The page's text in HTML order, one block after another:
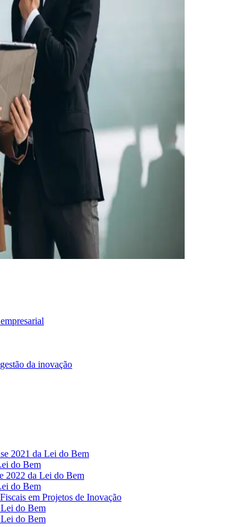
da inovação
2021 da Lei do Bem
do Bem
2022 da Lei do Bem
do Bem
em Projetos de Inovação
do Bem
do Bem